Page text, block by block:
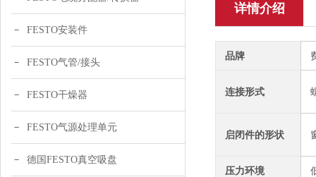
FESTO安装件
FESTO气管/接头
FESTO干燥器
FESTO气源处理单元
德国FESTO真空吸盘
详情介绍
品牌
连接形式
启闭件的形状
压力环境